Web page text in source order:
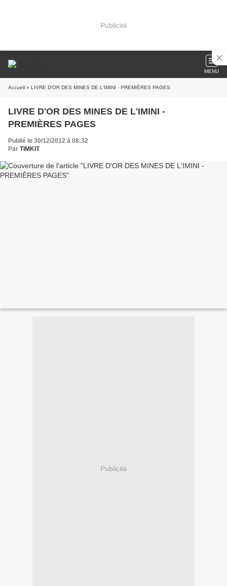
Publicité
MENU
Accueil » LIVRE D'OR DES MINES DE L'IMINI - PREMIÈRES PAGES
LIVRE D'OR DES MINES DE L'IMINI -
PREMIÈRES PAGES
Publié le 30/12/2012 à 08:32
Par TIMKIT
Publicité